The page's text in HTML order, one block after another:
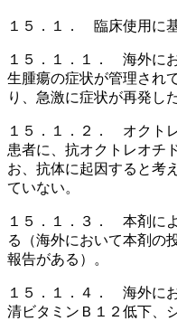
１５．１． 臨床使用に
１５．１．１． 海外に
生腫瘍の症状が管理され
り、急激に症状が再発し
１５．１．２． オクト
患者に、抗オクトレオチ
お、抗体に起因すると考
ていない。
１５．１．３． 本剤に
る（海外において本剤の
報告がある）。
１５．１．４． 海外に
清ビタミンＢ１２低下、